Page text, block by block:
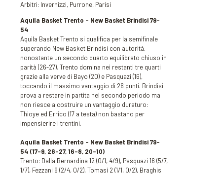
Arbitri: Invernizzi, Purrone, Parisi
Aquila Basket Trento – New Basket Brindisi 79-
54
Aquila Basket Trento si qualifica per la semifinale
superando New Basket Brindisi con autorità,
nonostante un secondo quarto equilibrato chiuso in
parità (26-27). Trento domina nei restanti tre quarti
grazie alla verve di Bayo (20) e Pasquazi (16),
toccando il massimo vantaggio di 26 punti. Brindisi
prova a restare in partita nel secondo periodo ma
non riesce a costruire un vantaggio duraturo:
Thioye ed Errico (17 a testa) non bastano per
impensierire i trentini.
Aquila Basket Trento – New Basket Brindisi 79-
54 (17-9, 26-27, 16-8, 20-10)
Trento: Dalla Bernardina 12 (0/1, 4/9), Pasquazi 16 (5/7,
1/7), Fezzani 6 (2/4, 0/2), Tomasi 2 (1/1, 0/2), Braghis